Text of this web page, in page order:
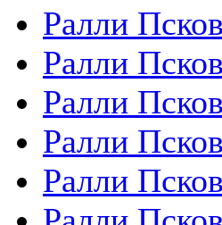
Ралли
Ралли
Ралли
Ралли
Ралли